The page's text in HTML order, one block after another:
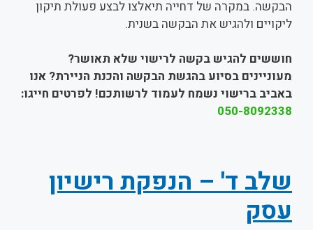
הבקשה. במקרה של דחייה תיאלצו לבצע פעולת תיקון
ליקויים ולהגיש את הבקשה בשנית.
חוששים להגיש בקשה לרישוי שלא תאושר?
מעוניינים בסיוע בהגשת הבקשה והכנת הניירת? אנו
באביב ברישוי נשמח לעמוד לרשותכם! לפרטים חייגו:
050-8092338
שלב ד' – הנפקת רישיון
עסק